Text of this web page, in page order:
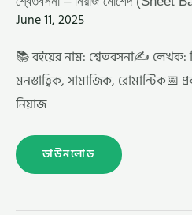
June 11, 2025
📚 বইয়ের নাম: শ্বেতবসনা✍️ লেখক:
মনস্তাত্ত্বিক, সামাজিক, রোমান্টিক📅
নিয়াজ
ডাউনলোড